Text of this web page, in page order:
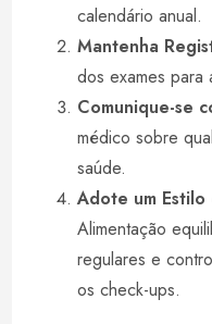
calendário anual.
Mantenha
dos exames para
Comunique-se
médico sobre
saúde.
Adote um
Alimentação
regulares e
os check-ups.